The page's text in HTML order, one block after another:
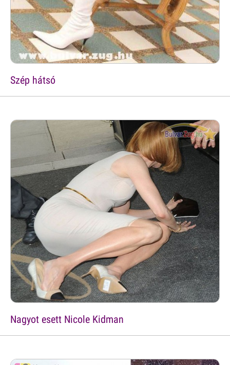
Szép hátsó
Nagyot esett Nicole Kidman